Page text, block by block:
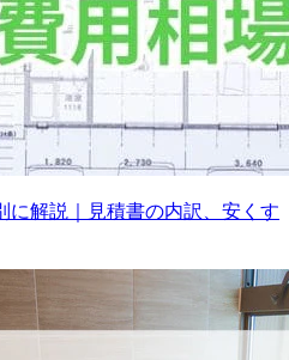
に解説｜見積書の内訳、安くす